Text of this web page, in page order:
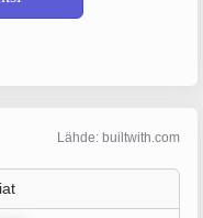
Lähde: builtwith.com